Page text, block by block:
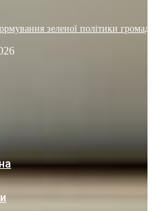
зеленої політики